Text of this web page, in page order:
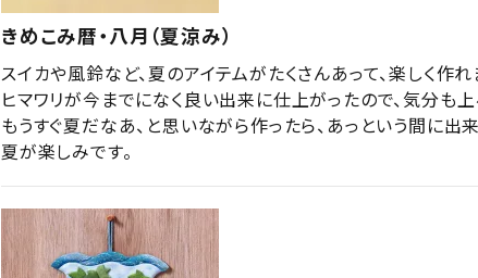
きめこみ暦・八月（夏涼み）
スイカや風鈴など、夏のアイテムがたくさんあって、楽しく作れ
ヒマワリが今までになく良い出来に仕上がったので、気分も上
もうすぐ夏だなあ、と思いながら作ったら、あっという間に出
夏が楽しみです。